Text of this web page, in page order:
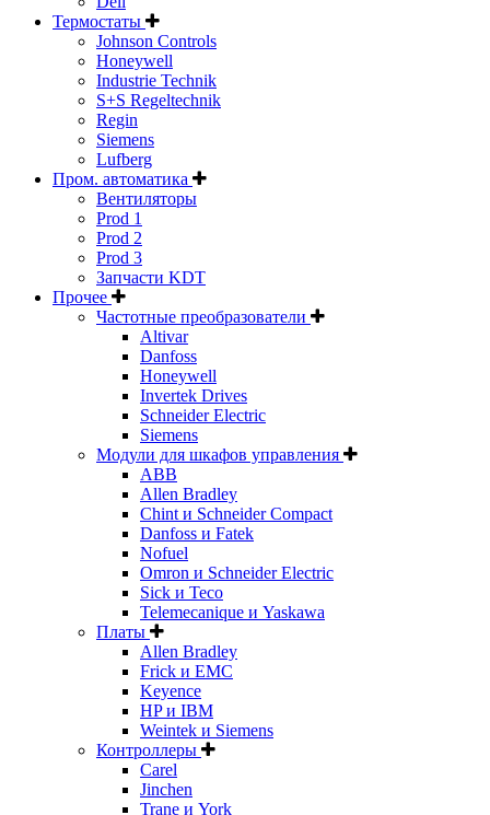
Термостаты
Johnson Controls
Honeywell
Industrie Technik
S+S Regeltechnik
Regin
Siemens
Lufberg
Пром. автоматика
Вентиляторы
Prod 1
Prod 2
Prod 3
Запчасти KDT
Прочее
Частотные преобразователи
Altivar
Danfoss
Honeywell
Invertek Drives
Schneider Electric
Siemens
Модули для шкафов управления
ABB
Allen Bradley
Chint и Schneider Compact
Danfoss и Fatek
Nofuel
Omron и Schneider Electric
Sick и Teco
Telemecanique и Yaskawa
Платы
Allen Bradley
Frick и EMC
Keyence
HP и IBM
Weintek и Siemens
Контроллеры
Carel
Jinchen
Trane и York